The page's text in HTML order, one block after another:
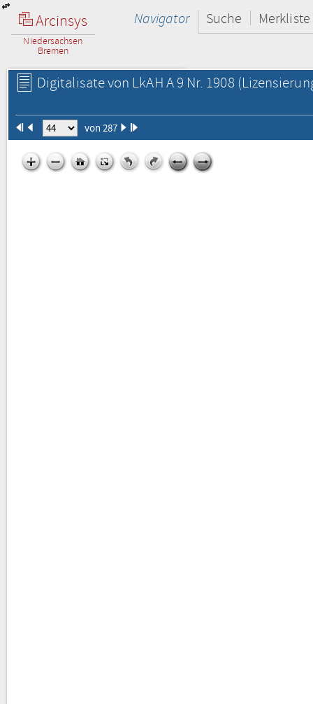
Arcinsys
Niedersachsen
Bremen
Navigator Suche Merkliste
Digitalisate von LkAH A 9 Nr. 1908
von 287